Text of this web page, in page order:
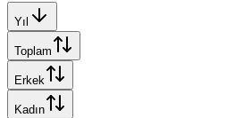
Yıl
Toplam
Erkek
Kadın